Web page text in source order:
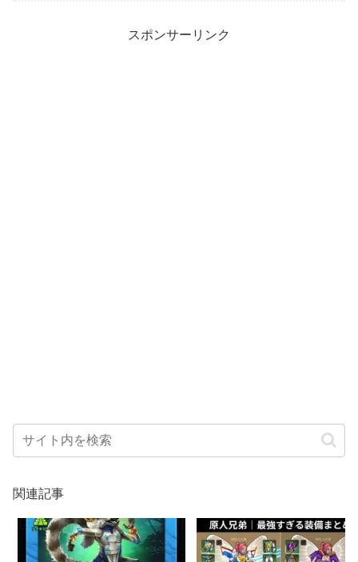
スポンサーリンク
関連記事